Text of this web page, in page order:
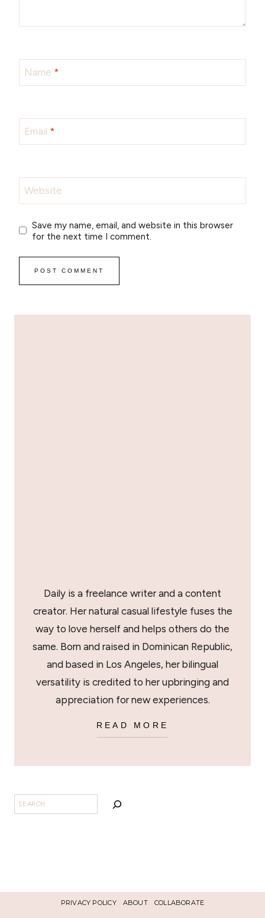
Name *
Email *
Website
Save my name, email, and website in this browser
for the next time I comment.
Daily is a freelance writer and a content
creator. Her natural casual lifestyle fuses the
way to love herself and helps others do the
same. Born and raised in Dominican Republic,
and based in Los Angeles, her bilingual
versatility is credited to her upbringing and
appreciation for new experiences.
READ MORE
PRIVACY POLICY ABOUT COLLABORATE